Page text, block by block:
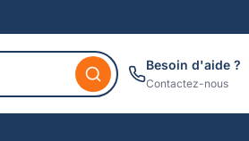
Besoin d'aide ?
Contactez-nous